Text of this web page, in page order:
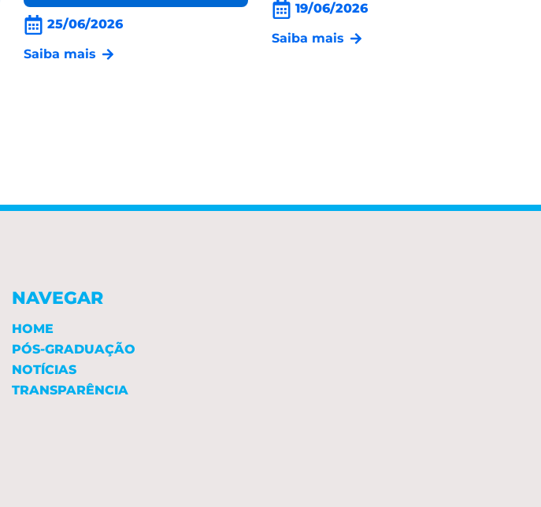
25/06/2026
Saiba mais
19/06/2026
Saiba mais
NAVEGAR
HOME
PÓS-GRADUAÇÃO
NOTÍCIAS
TRANSPARÊNCIA